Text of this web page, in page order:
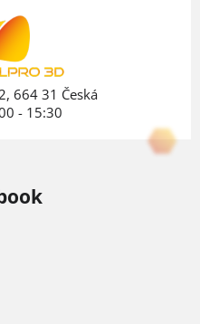
664 31 Česká
- 15:30